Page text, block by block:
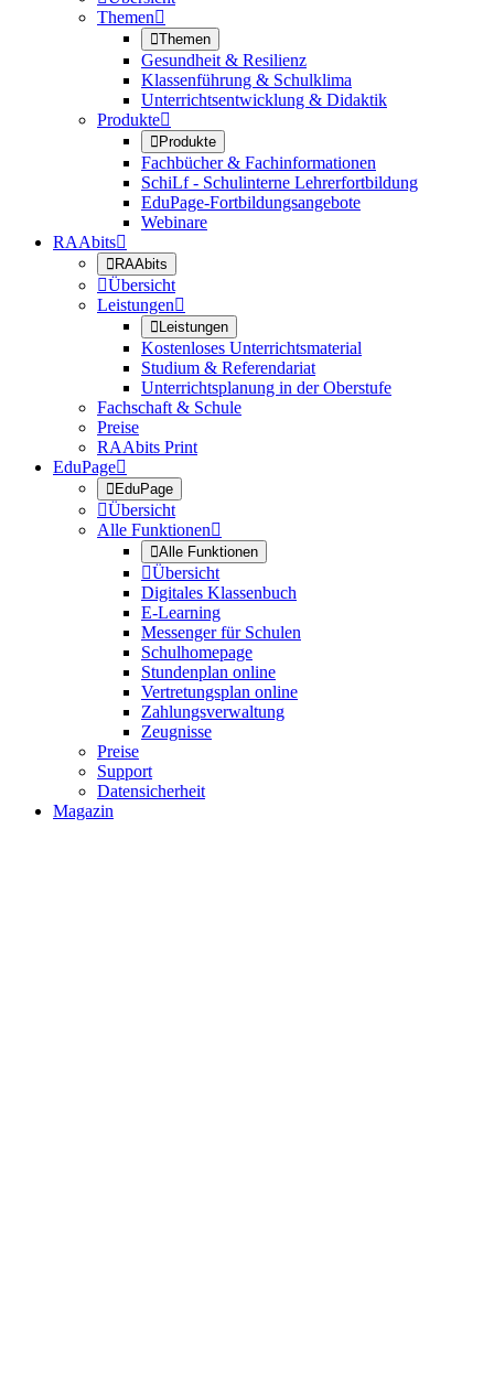
Themen
Themen
Gesundheit & Resilienz
Klassenführung & Schulklima
Unterrichtsentwicklung & Didaktik
Produkte
Produkte
Fachbücher & Fachinformationen
SchiLf - Schulinterne Lehrerfortbildung
EduPage-Fortbildungsangebote
Webinare
RAAbits
RAAbits
Übersicht
Leistungen
Leistungen
Kostenloses Unterrichtsmaterial
Studium & Referendariat
Unterrichtsplanung in der Oberstufe
Fachschaft & Schule
Preise
RAAbits Print
EduPage
EduPage
Übersicht
Alle Funktionen
Alle Funktionen
Übersicht
Digitales Klassenbuch
E-Learning
Messenger für Schulen
Schulhomepage
Stundenplan online
Vertretungsplan online
Zahlungsverwaltung
Zeugnisse
Preise
Support
Datensicherheit
Magazin